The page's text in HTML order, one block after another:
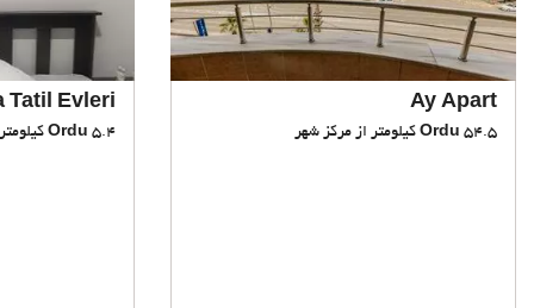
Ay Apart
Ordu 54.5 کیلومتر از مرکز شهر
Tatil Evleri
Ordu 5.4 کیلومتر از مرکز شهر